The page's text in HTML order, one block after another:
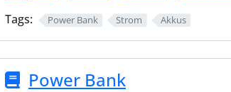
Tags: Power Bank Strom Akkus
Power Bank